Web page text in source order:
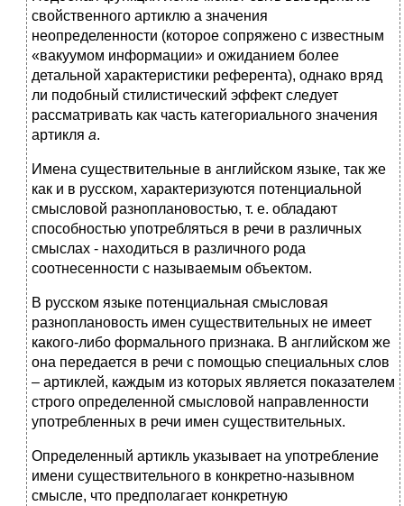
свойственного артиклю а значения
неопределенности (которое сопряжено с известным
«вакуумом информации» и ожиданием более
детальной характеристики референта), однако вряд
ли подобный стилистический эффект следует
рассматривать как часть категориального значения
артикля а.
Имена существительные в английском языке, так же
как и в русском, характеризуются потенциальной
смысловой разноплановостью, т. е. обладают
способностью употребляться в речи в различных
смыслах - находиться в различного рода
соотнесенности с называемым объектом.
В русском языке потенциальная смысловая
разноплановость имен существительных не имеет
какого-либо формального признака. В английском же
она передается в речи с помощью специальных слов
– артиклей, каждым из которых является показателем
строго определенной смысловой направленности
употребленных в речи имен существительных.
Определенный артикль указывает на употребление
имени существительного в конкретно-назывном
смысле, что предполагает конкретную